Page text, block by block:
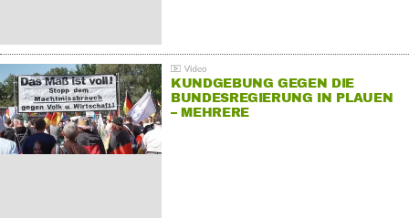
KUNDGEBUNG GEGEN DIE
BUNDESREGIERUNG IN PLAUEN
– MEHRERE